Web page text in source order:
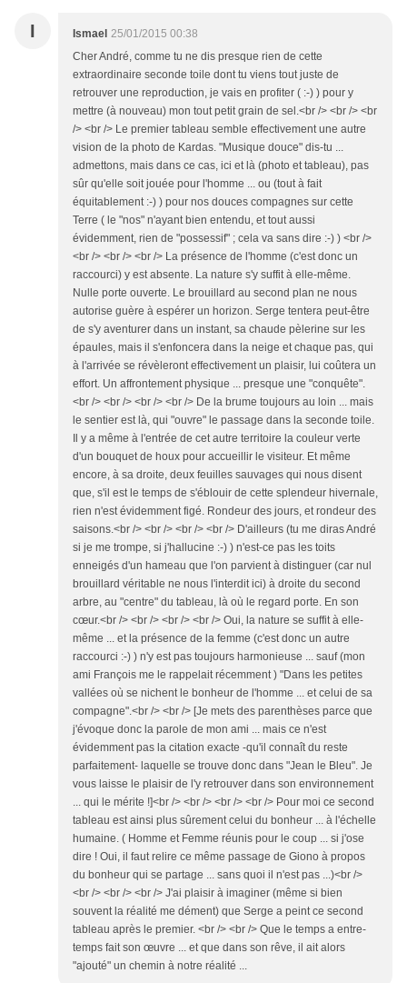
I Ismael 25/01/2015 00:38
Cher André, comme tu ne dis presque rien de cette
extraordinaire seconde toile dont tu viens tout juste de
retrouver une reproduction, je vais en profiter ( :-) ) pour y
mettre (à nouveau) mon tout petit grain de sel.<br /> <br /> <br
/> <br /> Le premier tableau semble effectivement une autre
vision de la photo de Kardas. "Musique douce" dis-tu ...
admettons, mais dans ce cas, ici et là (photo et tableau), pas
sûr qu'elle soit jouée pour l'homme ... ou (tout à fait
équitablement :-) ) pour nos douces compagnes sur cette
Terre ( le "nos" n'ayant bien entendu, et tout aussi
évidemment, rien de "possessif" ; cela va sans dire :-) ) <br />
<br /> <br /> <br /> La présence de l'homme (c'est donc un
raccourci) y est absente. La nature s'y suffit à elle-même.
Nulle porte ouverte. Le brouillard au second plan ne nous
autorise guère à espérer un horizon. Serge tentera peut-être
de s'y aventurer dans un instant, sa chaude pèlerine sur les
épaules, mais il s'enfoncera dans la neige et chaque pas, qui
à l'arrivée se révèleront effectivement un plaisir, lui coûtera un
effort. Un affrontement physique ... presque une "conquête".
<br /> <br /> <br /> <br /> De la brume toujours au loin ... mais
le sentier est là, qui "ouvre" le passage dans la seconde toile.
Il y a même à l'entrée de cet autre territoire la couleur verte
d'un bouquet de houx pour accueillir le visiteur. Et même
encore, à sa droite, deux feuilles sauvages qui nous disent
que, s'il est le temps de s'éblouir de cette splendeur hivernale,
rien n'est évidemment figé. Rondeur des jours, et rondeur des
saisons.<br /> <br /> <br /> <br /> D'ailleurs (tu me diras André
si je me trompe, si j'hallucine :-) ) n'est-ce pas les toits
enneigés d'un hameau que l'on parvient à distinguer (car nul
brouillard véritable ne nous l'interdit ici) à droite du second
arbre, au "centre" du tableau, là où le regard porte. En son
cœur.<br /> <br /> <br /> <br /> Oui, la nature se suffit à elle-
même ... et la présence de la femme (c'est donc un autre
raccourci :-) ) n'y est pas toujours harmonieuse ... sauf (mon
ami François me le rappelait récemment ) "Dans les petites
vallées où se nichent le bonheur de l'homme ... et celui de sa
compagne".<br /> <br /> [Je mets des parenthèses parce que
j'évoque donc la parole de mon ami ... mais ce n'est
évidemment pas la citation exacte -qu'il connaît du reste
parfaitement- laquelle se trouve donc dans "Jean le Bleu". Je
vous laisse le plaisir de l'y retrouver dans son environnement
... qui le mérite !]<br /> <br /> <br /> <br /> Pour moi ce second
tableau est ainsi plus sûrement celui du bonheur ... à l'échelle
humaine. ( Homme et Femme réunis pour le coup ... si j'ose
dire ! Oui, il faut relire ce même passage de Giono à propos
du bonheur qui se partage ... sans quoi il n'est pas ...)<br />
<br /> <br /> <br /> J'ai plaisir à imaginer (même si bien
souvent la réalité me dément) que Serge a peint ce second
tableau après le premier. <br /> <br /> Que le temps a entre-
temps fait son œuvre ... et que dans son rêve, il ait alors
"ajouté" un chemin à notre réalité ...